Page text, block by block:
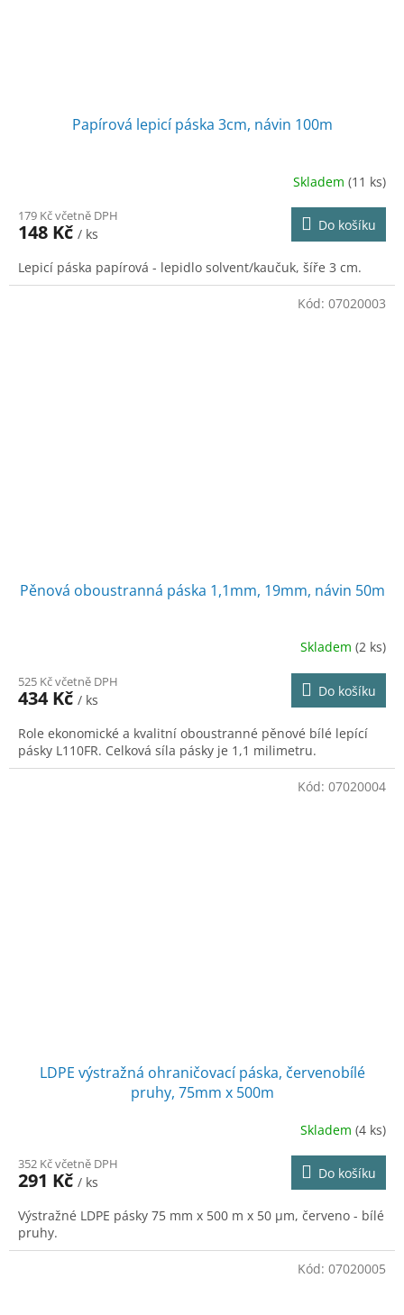
Papírová lepicí páska 3cm, návin 100m
Skladem (11 ks)
179 Kč včetně DPH
148 Kč / ks
Do košíku
Lepicí páska papírová - lepidlo solvent/kaučuk, šíře 3 cm.
Pěnová oboustranná páska 1,1mm, 19mm, návin 50m
Skladem (2 ks)
525 Kč včetně DPH
434 Kč / ks
Do košíku
Role ekonomické a kvalitní oboustranné pěnové bílé lepící
pásky L110FR. Celková síla pásky je 1,1 milimetru.
Kód: 07020003
LDPE výstražná ohraničovací páska, červenobílé
pruhy, 75mm x 500m
Skladem (4 ks)
352 Kč včetně DPH
291 Kč / ks
Do košíku
Výstražné LDPE pásky 75 mm x 500 m x 50 µm, červeno - bílé
pruhy.
Kód: 07020004
Kód: 07020005